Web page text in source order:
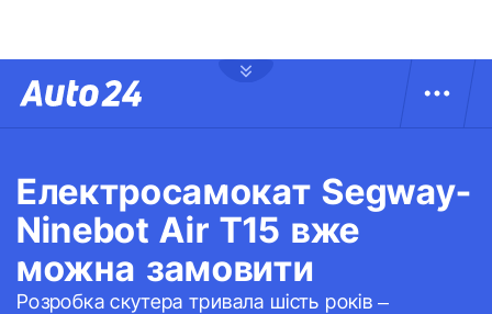
Електросамокат Segway-
Ninebot Air T15 вже
можна замовити
Розробка скутера тривала шість років –